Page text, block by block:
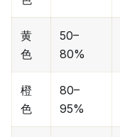
黄
色
50–
80%
橙
色
80–
95%